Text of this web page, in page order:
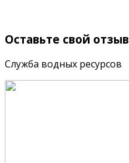
Оставьте свой отзыв
Служба водных ресурсов